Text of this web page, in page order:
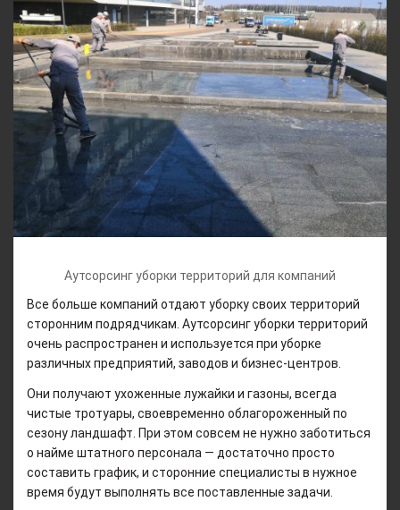
Аутсорсинг уборки территорий для компаний
Все больше компаний отдают уборку своих территорий
сторонним подрядчикам. Аутсорсинг уборки территорий
очень распространен и используется при уборке
различных предприятий, заводов и бизнес-центров.
Они получают ухоженные лужайки и газоны, всегда
чистые тротуары, своевременно облагороженный по
сезону ландшафт. При этом совсем не нужно заботиться
о найме штатного персонала — достаточно просто
составить график, и сторонние специалисты в нужное
время будут выполнять все поставленные задачи.